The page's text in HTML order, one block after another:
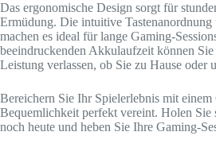
Das ergonomische Design sorgt für
Ermüdung. Die intuitive
machen es ideal für lange Gaming-
beeindruckenden Akkulaufzeit können
Leistung verlassen, ob Sie zu Hause oder
Bereichern Sie Ihr Spielerlebnis mit einem
Bequemlichkeit perfekt vereint. Holen
noch heute und heben Sie Ihre Gaming-